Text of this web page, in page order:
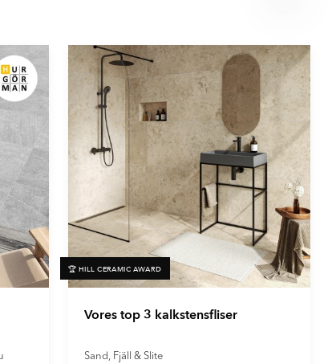
🏆 HILL CERAMIC AWARD
Vores top 3 kalkstensfliser
Sand, Fjäll & Slite